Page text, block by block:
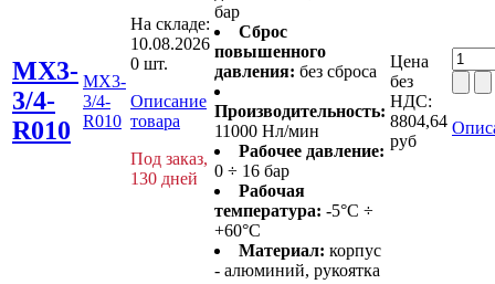
MX3-
3/4-
R010
MX3-
3/4-
R010
На складе:
10.08.2026
0 шт.
Описание
товара
Под заказ,
130 дней
бар
Сброс
повышенного
давления: без сброса
Производительность:
11000 Нл/мин
Рабочее давление:
0 ÷ 16 бар
Рабочая
температура: -5°C ÷
+60°C
Материал: корпус
- алюминий, рукоятка
Цена
без
НДС:
8804,64
руб